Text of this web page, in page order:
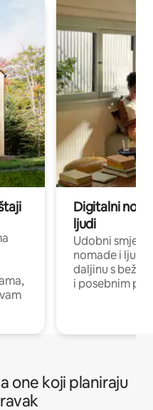
Digitalni
ljudi
Udobni
nomade i ljude
daljinu s
i posebnim
one koji planiraju